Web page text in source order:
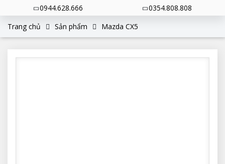
0944.628.666
0354.808.808
Trang chủ
Sản phẩm Mazda CX5